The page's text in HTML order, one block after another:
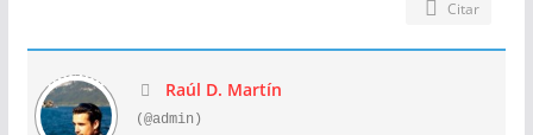
Citar
Raúl D. Martín
(@admin)